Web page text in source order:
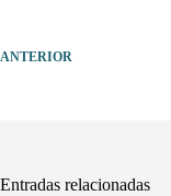
ANTERIOR
Entradas relacionadas